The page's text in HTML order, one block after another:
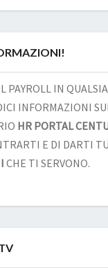
PAYROLL IN
INFORMAZIONI
HR PORTAL
E DI DARTI
CHE TI SERVONO.